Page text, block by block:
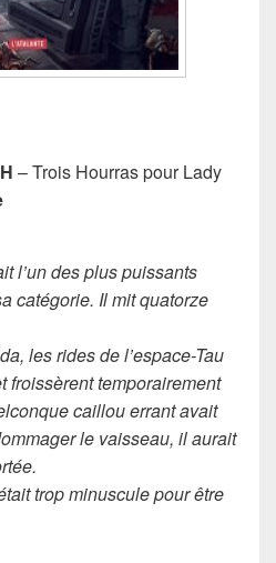
– Trois Hourras pour Lady
l’un des plus puissants
catégorie. Il mit quatorze
les rides de l’espace-Tau
froissèrent temporairement
caillou errant avait
le vaisseau, il aurait
trop minuscule pour être